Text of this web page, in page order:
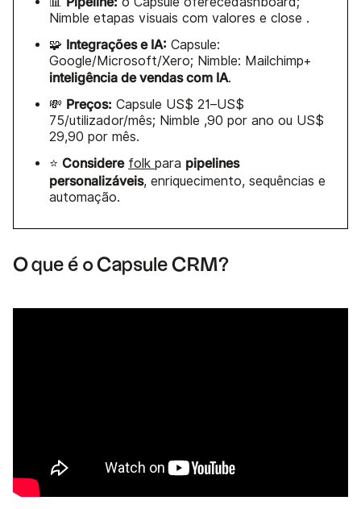
Nimble etapas visuais com valores e close .
🧩 Integrações e IA: Capsule:
Google/Microsoft/Xero; Nimble: Mailchimp+
inteligência de vendas com IA.
💸 Preços: Capsule US$ 21–US$
75/utilizador/mês; Nimble ,90 por ano ou US$
29,90 por mês.
⭐ Considere folk para pipelines
personalizáveis, enriquecimento, sequências e
automação.
O que é o Capsule CRM?